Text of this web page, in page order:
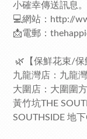
小確幸傳送訊息。
💻網站： http://
📩電郵：
🌿【保鮮花束/保
九龍灣店：九龍
大圍店：大圍圍
黃竹坑THE
SOUTHSIDE 地